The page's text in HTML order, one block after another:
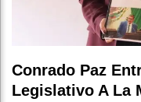
Conrado Paz
Legislativo A La